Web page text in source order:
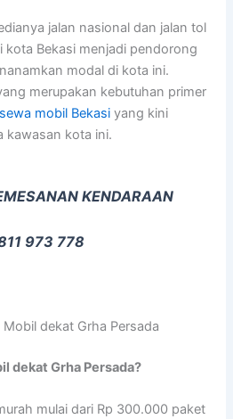
jalan nasional dan jalan tol
kota Bekasi menjadi pendorong
modal di kota ini.
merupakan kebutuhan primer
sewa mobil Bekasi yang kini
kawasan kota ini.
KENDARAAN
973 778
dekat Grha Persada
dekat Grha Persada?
mulai dari Rp 300.000 paket